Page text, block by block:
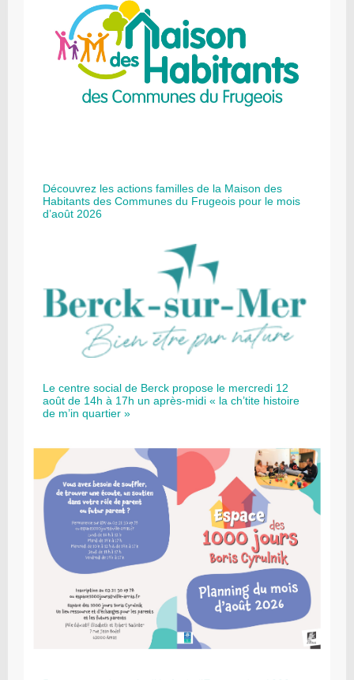
Découvrez les actions familles de la Maison des
Habitants des Communes du Frugeois pour le mois
d’août 2026
Le centre social de Berck propose le mercredi 12
août de 14h à 17h un après-midi « la ch’tite histoire
de m’in quartier »